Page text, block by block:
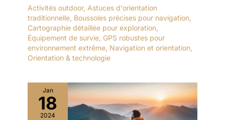
Activités outdoor, Astuces d'orientation
traditionnelle, Boussoles précises pour navigation,
Cartographie détaillée pour exploration,
Équipement de survie, GPS robustes pour
environnement extrême, Navigation et orientation,
Orientation & technologie
Jan
18
2024